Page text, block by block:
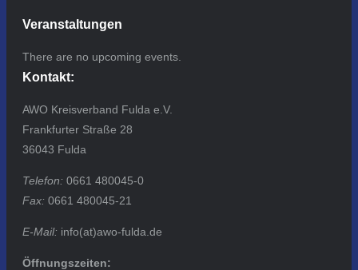
Veranstaltungen
There are no upcoming events.
Kontakt:
AWO Kreisverband Fulda e.V.
Frankfurter Straße 28
36043 Fulda
Telefon: 0661 480045-0
Fax: 0661 480045-21
E-Mail: info(at)awo-fulda.de
Öffnungszeiten: